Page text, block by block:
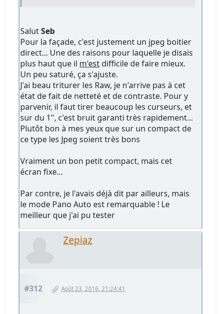
SalutSeb
Pour la façade, c'est justement un jpeg boitier
direct... Une des raisons pour laquelle je disais
plus haut que il m'est difficile de faire mieux.
Un peu saturé, ça s'ajuste.
J'ai beau triturer les Raw, je n'arrive pas à cet
état de fait de netteté et de contraste. Pour y
parvenir, il faut tirer beaucoup les curseurs, et
sur du 1", c'est bruit garanti très rapidement...
Plutôt bon à mes yeux que sur un compact de
ce type les Jpeg soient très bons
Vraiment un bon petit compact, mais cet
écran fixe...
Par contre, je l'avais déjà dit par ailleurs, mais
le mode Pano Auto est remarquable ! Le
meilleur que j'ai pu tester
Zepiaz
#312 Août 23, 2016, 21:24:41